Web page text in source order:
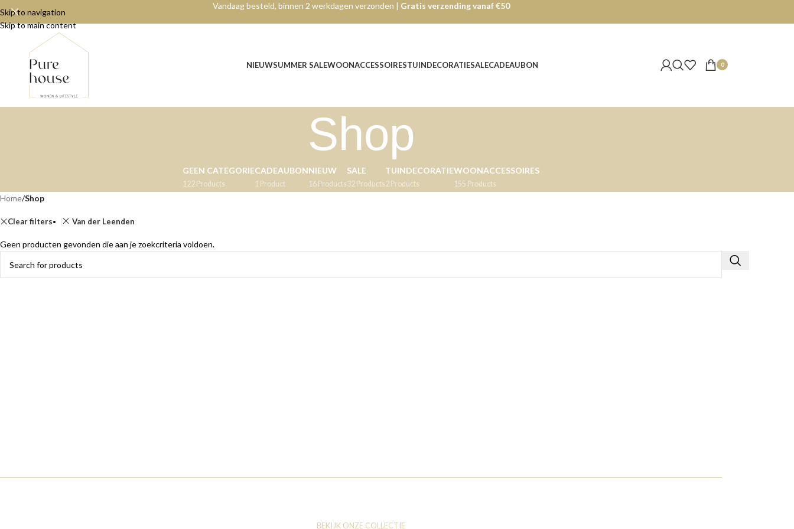
Skip to navigation
Skip to main content
Vandaag besteld, binnen 2 werkdagen verzonden | Gratis verzending vanaf €50
NIEUWSUMMER SALEWOONACCESSOIRESTUINDECORATIESALECADEAUBON 0
Shop
GEEN CATEGORIE
122 Products
CADEAUBON
1 Product
NIEUW
16 Products
SALE
32 Products
TUINDECORATIE
2 Products
WOONACCESSOIRES
155 Products
Home/Shop
Clear filters Van der Leenden
Geen producten gevonden die aan je zoekcriteria voldoen.
BEKIJK ONZE COLLECTIE